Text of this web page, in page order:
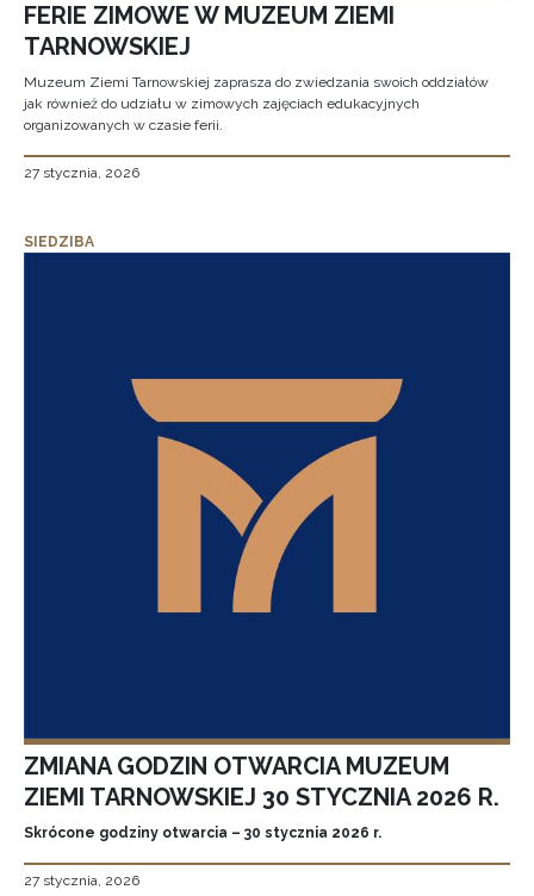
FERIE ZIMOWE W MUZEUM ZIEMI
TARNOWSKIEJ
Muzeum Ziemi Tarnowskiej zaprasza do zwiedzania swoich oddziałów
jak również do udziału w zimowych zajęciach edukacyjnych
organizowanych w czasie ferii.
27 stycznia, 2026
SIEDZIBA
ZMIANA GODZIN OTWARCIA MUZEUM
ZIEMI TARNOWSKIEJ 30 STYCZNIA 2026 R.
Skrócone godziny otwarcia – 30 stycznia 2026 r.
27 stycznia, 2026